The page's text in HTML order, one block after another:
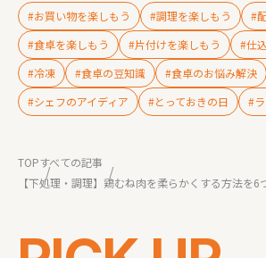
#お買い物を楽しもう #調理を楽しもう
#
#食卓を楽しもう
#片付けを楽しもう
#仕
#冷凍
#食卓の豆知識
#食卓のお悩み解決
#シェフのアイディア
#とっておきの日 #
TOPすべての記事
【下処理・調理】鶏むね肉を柔らかくする方法を6